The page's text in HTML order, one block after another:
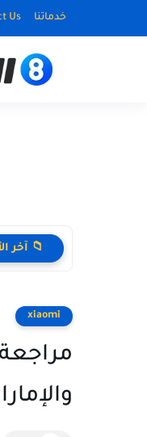
خدماتنا Us
📁 آخر
xiaomi